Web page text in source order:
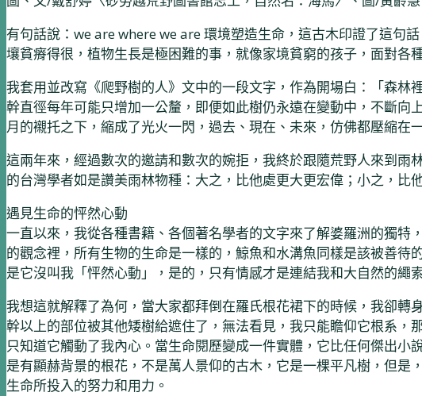
有句話說：we are where we are 環境塑造生命，這古木印證了這句
壤貧瘠得很，植物生長是極困難的事，就像家境貧窮的孩子，面對各
我套用並改寫《爬野樹的人》文中的一段文字，作為開場白：「森
幹直徑每年可能只增加一公釐，即便如此樹仍永遠在變動中，不斷
月的襯托之下，縮成了光火一閃，過去、現在、未來，仿佛都壓縮
這兩年來，經過數次的邀請和數次的婉拒，我終於跟隨荒野人來到
的台灣學者如是讚美雨林物種：大之，比他處更大更宏偉；小之，
遇見生命的怦然心動
一直以來，我從各種書籍、各個著名學者的文字來了解婆羅洲的獨
的觀念裡，所有生物的生命是一樣的，鯨魚和水溝魚同樣是該被善
是它沒叫我「怦然心動」，是的，只有情感才是連結我和大自然的繩
我想這就解釋了為何，當大家都拜倒在羅氏根花裙下的時候，我卻
幹以上的部位被其他矮樹給遮住了，無法看見，我只能瞻仰它根系，
只知道它觸動了我內心。當生命閱歷變成一件實體，它比任何傑出
是有顯赫背景的根花，不是萬人景仰的古木，它是一棵平凡樹，但
生命所投入的努力和用力。